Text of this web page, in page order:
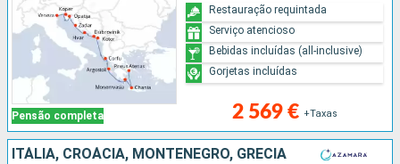
Pensão completa 2 569 € +Taxas
Restauração requintada
Serviço atencioso
Bebidas incluídas (all-inclusive)
Gorjetas incluídas
ITÁLIA, CROÁCIA, MONTENEGRO, GRÉCIA